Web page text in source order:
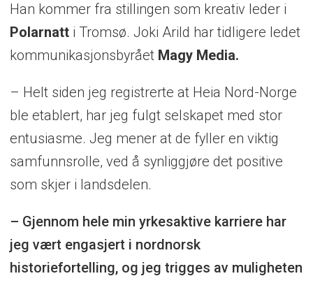
Han kommer fra stillingen som kreativ leder i
Polarnatti Tromsø. Joki Arild har tidligere ledet
kommunikasjonsbyrået Magy Media.
– Helt siden jeg registrerte at Heia Nord-Norge
ble etablert, har jeg fulgt selskapet med stor
entusiasme. Jeg mener at de fyller en viktig
samfunnsrolle, ved å synliggjøre det positive
som skjer i landsdelen.
– Gjennom hele min yrkesaktive karriere har
jeg vært engasjert i nordnorsk
historiefortelling, og jeg trigges av muligheten